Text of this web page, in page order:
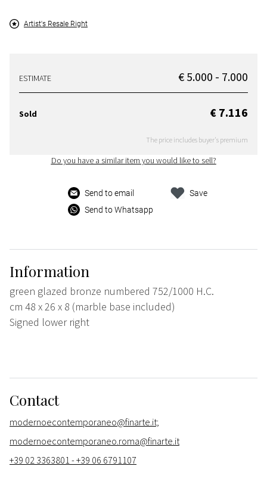
Artist's Resale Right
ESTIMATE € 5.000 - 7.000
Sold € 7.116
The price includes buyer's premium
Do you have a similar item you would like to sell?
Send to email
Send to Whatsapp
Save
Information
green glazed bronze numbered 752/1000 H.C.
cm 48 x 26 x 8 (marble base included)
Signed lower right
Contact
modernoecontemporaneo@finarte.it;
modernoecontemporaneo.roma@finarte.it
+39 02 3363801 - +39 06 6791107